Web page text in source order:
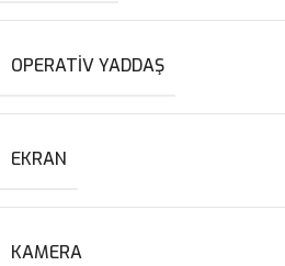
OPERATIV YADDAŞ
EKRAN
KAMERA